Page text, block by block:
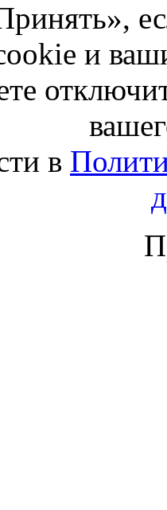
и
в